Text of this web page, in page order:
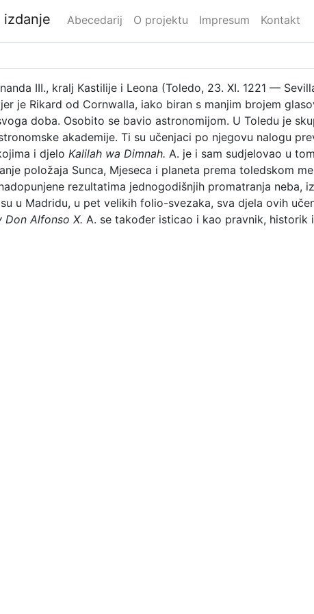
izdanje Abecedarij O projektu Impresum Kontakt
III., kralj Kastilije i Leona (Toledo, 23. XI. 1221 —
je Rikard od Cornwalla, iako biran s manjim brojem
doba. Osobito se bavio astronomijom. U Toledu je
akademije. Ti su učenjaci po njegovu nalogu
i djelo Kalilah wa Dimnah. A. je i sam sudjelovao u
položaja Sunca, Mjeseca i planeta prema toledskom
rezultatima jednogodišnjih promatranja neba,
u Madridu, u pet velikih folio-svezaka, sva djela ovih
Don Alfonso X. A. se također isticao i kao pravnik, historik